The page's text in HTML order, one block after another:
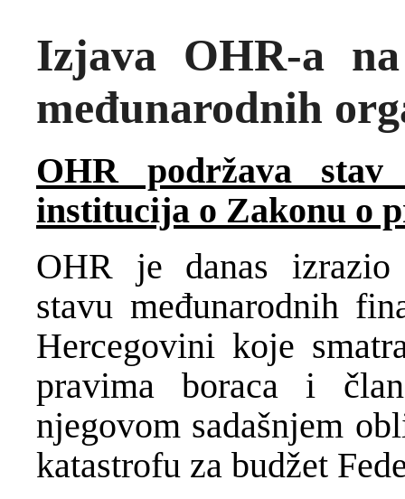
Izjava OHR-a
međunarodnih
OHR podržava stav
institucija o Zakonu o
OHR je danas izrazio
stavu međunarodnih
Hercegovini koje
pravima boraca i
njegovom sadašnjem
katastrofu za budžet